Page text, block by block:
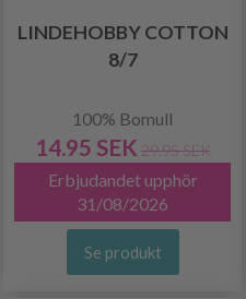
LINDEHOBBY COTTON
8/7
100% Bomull
14.95 SEK 29.95 SEK
Erbjudandet upphör
31/08/2026
Se produkt